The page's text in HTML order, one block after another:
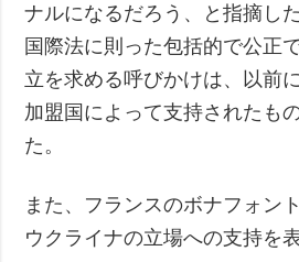
ナルになるだろう、と指摘し
国際法に則った包括的で公正
立を求める呼びかけは、以前
加盟国によって支持されたも
た。
また、フランスのボナフォン
ウクライナの立場への支持を